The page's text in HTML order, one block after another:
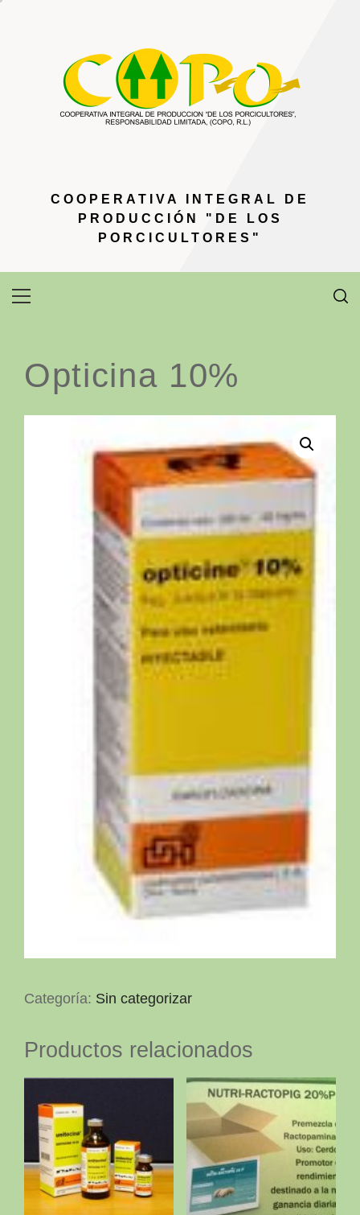
COOPERATIVA INTEGRAL DE
PRODUCCIÓN "DE LOS
PORCICULTORES"
Menú
Opticina 10%
Categoría: Sin categorizar
Productos relacionados